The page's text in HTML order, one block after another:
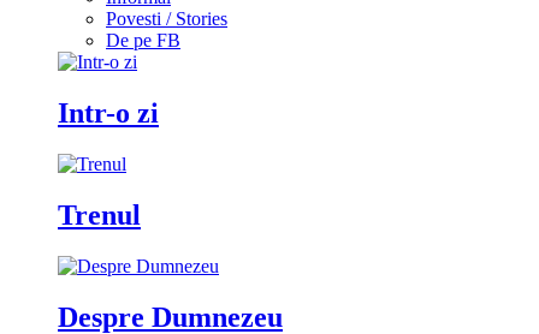
Povesti / Stories
De pe FB
Intr-o zi
Trenul
Despre Dumnezeu